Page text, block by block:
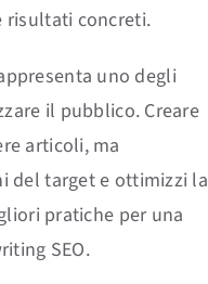
risultati concreti.
uno degli
il pubblico. Creare
articoli, ma
del target e ottimizzi la
pratiche per una
SEO.